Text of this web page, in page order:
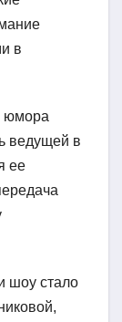
в
юмора
ведущей в
ее
шоу стало